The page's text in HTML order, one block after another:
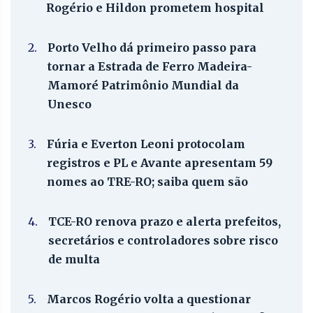
Rogério e Hildon prometem hospital
2.
Porto Velho dá primeiro passo para
tornar a Estrada de Ferro Madeira-
Mamoré Patrimônio Mundial da
Unesco
3.
Fúria e Everton Leoni protocolam
registros e PL e Avante apresentam 59
nomes ao TRE-RO; saiba quem são
4.
TCE-RO renova prazo e alerta prefeitos,
secretários e controladores sobre risco
de multa
5.
Marcos Rogério volta a questionar